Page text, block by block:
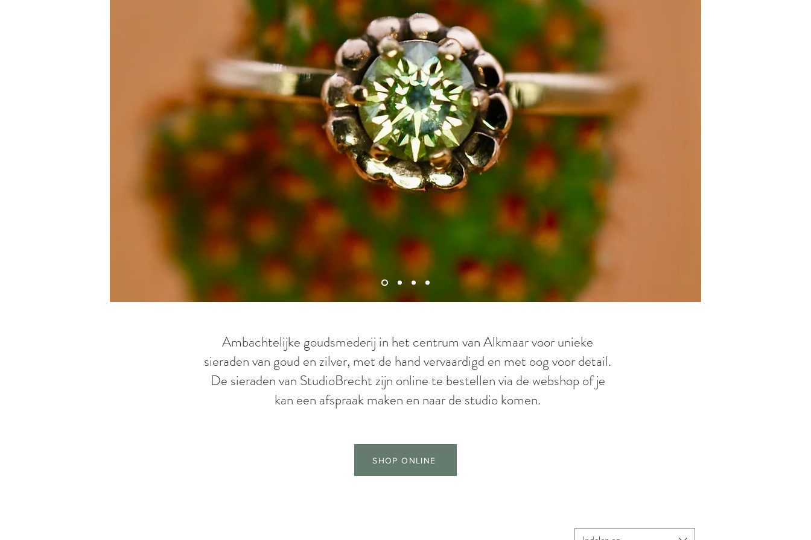
Ambachtelijke goudsmederij in het centrum van Alkmaar voor unieke
sieraden van goud en zilver, met de hand vervaardigd en met oog voor detail.
De sieraden van StudioBrecht zijn online te bestellen via de webshop of je
kan een afspraak maken en naar de studio komen.
SHOP ONLINE